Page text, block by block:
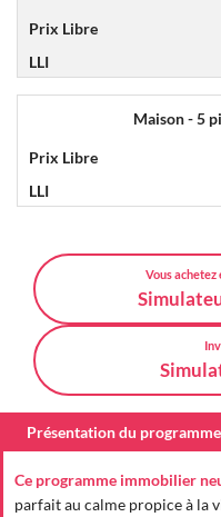
Maison - 5
Vous achetez
Présentation du programme
Ce programme immobilier
parfait au calme propice à la